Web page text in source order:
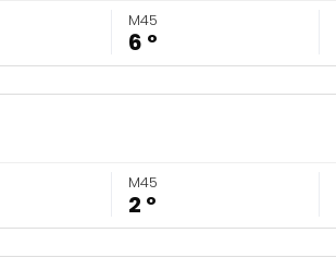
M45
6 º
M45
2 º